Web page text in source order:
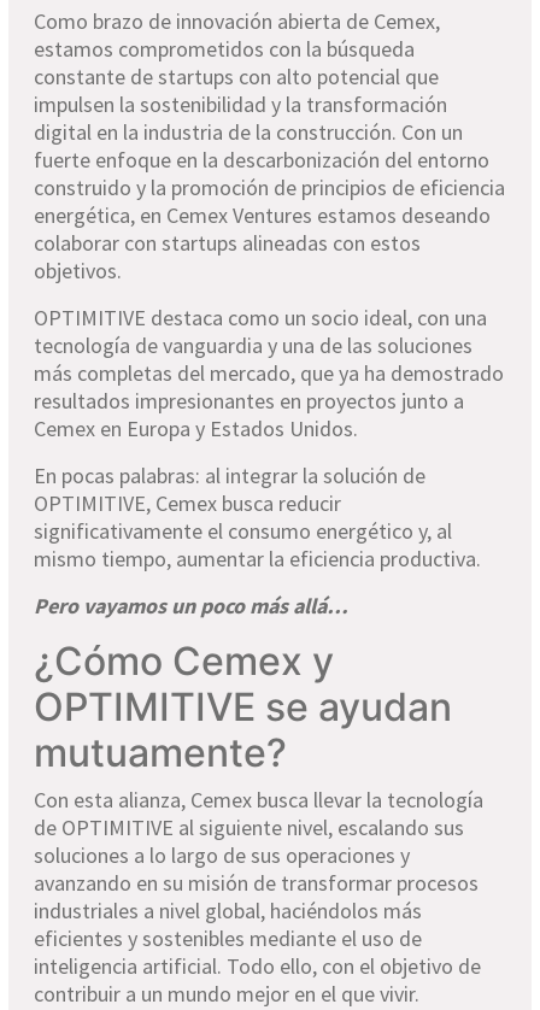
Como brazo de innovación abierta de Cemex,
estamos comprometidos con la búsqueda
constante de startups con alto potencial que
impulsen la sostenibilidad y la transformación
digital en la industria de la construcción. Con un
fuerte enfoque en la descarbonización del entorno
construido y la promoción de principios de eficiencia
energética, en Cemex Ventures estamos deseando
colaborar con startups alineadas con estos
objetivos.
OPTIMITIVE destaca como un socio ideal, con una
tecnología de vanguardia y una de las soluciones
más completas del mercado, que ya ha demostrado
resultados impresionantes en proyectos junto a
Cemex en Europa y Estados Unidos.
En pocas palabras: al integrar la solución de
OPTIMITIVE, Cemex busca reducir
significativamente el consumo energético y, al
mismo tiempo, aumentar la eficiencia productiva.
Pero vayamos un poco más allá…
¿Cómo Cemex y
OPTIMITIVE se ayudan
mutuamente?
Con esta alianza, Cemex busca llevar la tecnología
de OPTIMITIVE al siguiente nivel, escalando sus
soluciones a lo largo de sus operaciones y
avanzando en su misión de transformar procesos
industriales a nivel global, haciéndolos más
eficientes y sostenibles mediante el uso de
inteligencia artificial. Todo ello, con el objetivo de
contribuir a un mundo mejor en el que vivir.